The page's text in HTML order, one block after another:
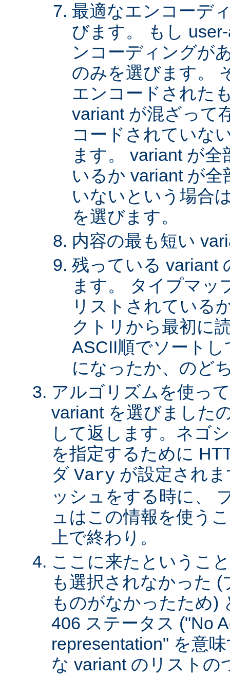
最適なエンコーデ
びます。 もし
ンコーディングが
のみを選びます。
エンコードされた
variant が混ざって
コードされていな
ます。 variant が
いるか variant が
いないという場合
を選びます。
内容の最も短い
残っている variant
ます。 タイプマッ
リストされている
クトリから最初に
ASCII順でソート
になったか、のど
アルゴリズムを使っ
variant を選びました
して返します。ネゴ
を指定するために
ダ Vary が設定され
ッシュをする時に、
ュはこの情報を使う
上で終わり。
ここに来たというこ
も選択されなかった
ものがなかったため)
406 ステータス ("No
representation" を意
な variant のリストの